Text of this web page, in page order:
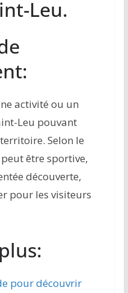
Leu.
activité ou un
Leu pouvant
Selon le
être sportive,
découverte,
pour les visiteurs
pour découvrir